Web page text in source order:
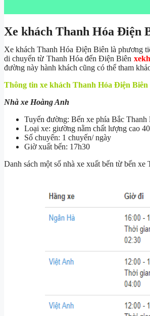
Xe khách Thanh Hóa Điện
Xe khách Thanh Hóa Điện Biên là phương
di chuyển từ Thanh Hóa đến Điện Biên
đường này hành khách cũng có thể tham
Thông tin xe khách Thanh Hóa Điện Biên
Nhà xe Hoàng Anh
Tuyến đường: Bến xe phía Bắc
Loại xe: giường nằm chất lượng cao
Số chuyến: 1 chuyến/ ngày
Giờ xuất bến: 17h30
Danh sách một số nhà xe xuất bến từ bến